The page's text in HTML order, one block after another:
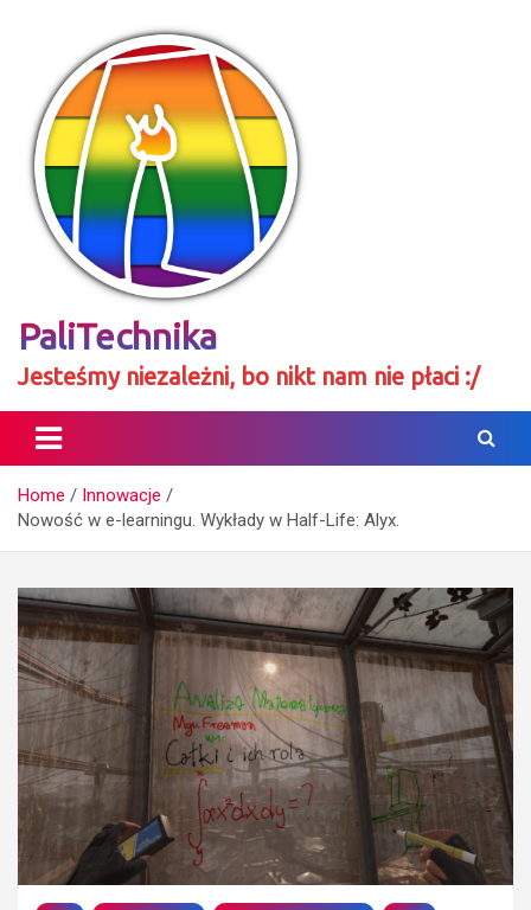
PaliTechnika
Jesteśmy niezależni, bo nikt nam nie płaci :/
Home
Innowacje
Nowość w e-learningu. Wykłady w Half-Life: Alyx.